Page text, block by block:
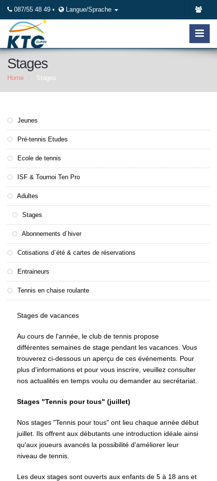
087/55 48 49 • Langue/Sprache
Stages
Home Stages
Jeunes
Pré-tennis Etudes
Ecole de tennis
ISF & Tournoi Ten Pro
Adultes
Stages
Abonnements d´hiver
Cotisations d´été & cartes de réservations
Entraineurs
Tennis en chaise roulante
Stages de vacances
Au cours de l'année, le club de tennis propose
différentes semaines de stage pendant les vacances. Vous
trouverez ci-dessous un aperçu de ces événements. Pour
plus d'informations et pour vous inscrire, veuillez consulter
nos actualités en temps voulu ou demander au secrétariat.
Stages "Tennis pour tous" (juillet)
Nos stages "Tennis pour tous" ont lieu chaque année début
juillet. Ils offrent aux débutants une introduction idéale ainsi
qu'aux joueurs avancés la possibilité d'améliorer leur
niveau de tennis.
Les deux stages sont ouverts aux enfants de 5 à 18 ans et